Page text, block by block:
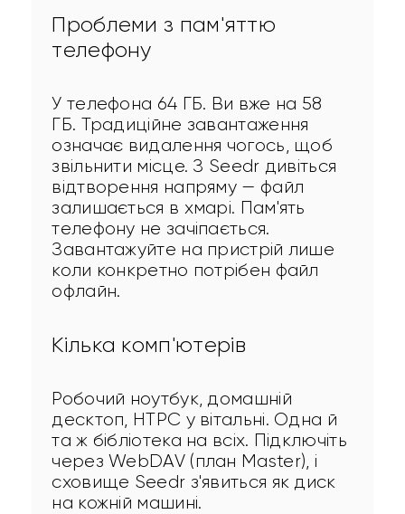
Проблеми з пам'яттю
телефону
У телефона 64 ГБ. Ви вже на 58
ГБ. Традиційне завантаження
означає видалення чогось, щоб
звільнити місце. З Seedr дивіться
відтворення напряму — файл
залишається в хмарі. Пам'ять
телефону не зачіпається.
Завантажуйте на пристрій лише
коли конкретно потрібен файл
офлайн.
Кілька комп'ютерів
Робочий ноутбук, домашній
десктоп, HTPC у вітальні. Одна й
та ж бібліотека на всіх. Підключіть
через WebDAV (план Master), і
сховище Seedr з'явиться як диск
на кожній машині.